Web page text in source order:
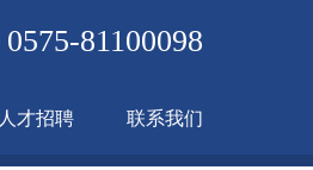
人才招聘 联系我们
0575-81100098